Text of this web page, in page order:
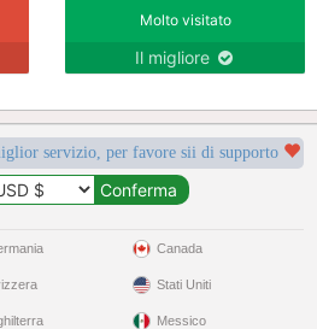
Molto visitato
Il migliore
servizio, per favore sii di supporto
Canada
Stati Uniti
Messico